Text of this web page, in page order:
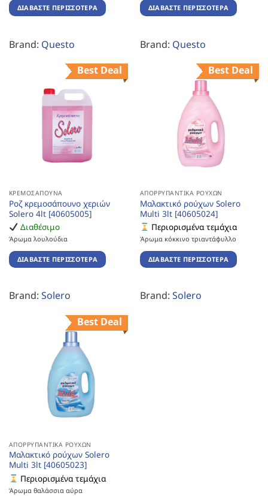
ΔΙΑΒΆΣΤΕ ΠΕΡΙΣΣΌΤΕΡΑ
Brand: Questo
ΔΙΑΒΆΣΤΕ ΠΕΡΙΣΣΌΤΕΡΑ
Brand: Questo
Best Deal
ΚΡΕΜΟΣΆΠΟΥΝΑ
Ροζ κρεμοσάπουνο χεριών
Solero 4lt [40605005]
Διαθέσιμο
Άρωμα λουλούδια
ΔΙΑΒΆΣΤΕ ΠΕΡΙΣΣΌΤΕΡΑ
Brand: Solero
Best Deal
ΑΠΟΡΡΥΠΑΝΤΙΚΆ ΡΟΎΧΩΝ
Μαλακτικό ρούχων Solero
Multi 3lt [40605024]
Περιορισμένα τεμάχια
Άρωμα κόκκινο τριαντάφυλλο
ΔΙΑΒΆΣΤΕ ΠΕΡΙΣΣΌΤΕΡΑ
Brand: Solero
Best Deal
ΑΠΟΡΡΥΠΑΝΤΙΚΆ ΡΟΎΧΩΝ
Μαλακτικό ρούχων Solero
Multi 3lt [40605023]
Περιορισμένα τεμάχια
Άρωμα θαλάσσια αύρα